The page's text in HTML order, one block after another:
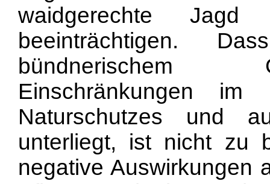
waidgerechte
beeinträchtigen.
bündnerischem
Einschränkungen
Naturschutzes und
unterliegt, ist nicht zu
negative Auswirkungen